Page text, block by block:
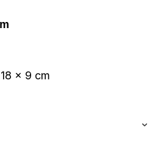
x 9 cm